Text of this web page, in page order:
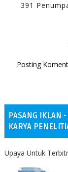
391
Posting
PASANG IKLAN
KARYA
Upaya Untuk